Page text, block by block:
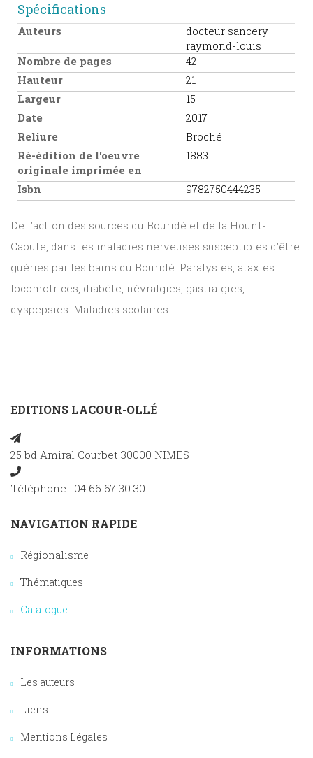
Spécifications
Auteurs
docteur sancery
raymond-louis
Nombre de pages
42
Hauteur
21
Largeur
15
Date
2017
Reliure
Broché
Ré-édition de l'oeuvre
originale imprimée en
1883
Isbn 9782750444235
De l'action des sources du Bouridé et de la Hount-
Caoute, dans les maladies nerveuses susceptibles d'être
guéries par les bains du Bouridé. Paralysies, ataxies
locomotrices, diabète, névralgies, gastralgies,
dyspepsies. Maladies scolaires.
EDITIONS LACOUR-OLLÉ
25 bd Amiral Courbet 30000 NIMES
Téléphone : 04 66 67 30 30
NAVIGATION RAPIDE
Régionalisme
Thématiques
Catalogue
INFORMATIONS
Les auteurs
Liens
Mentions Légales